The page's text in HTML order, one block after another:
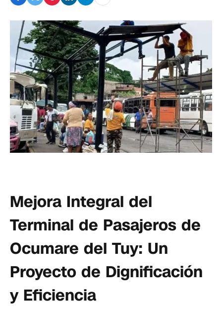
Mejora Integral del
Terminal de Pasajeros de
Ocumare del Tuy: Un
Proyecto de Dignificación
y Eficiencia